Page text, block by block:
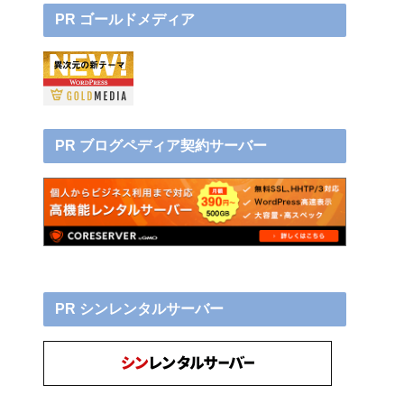
PR ゴールドメディア
PR ブログペディア契約サーバー
PR シンレンタルサーバー